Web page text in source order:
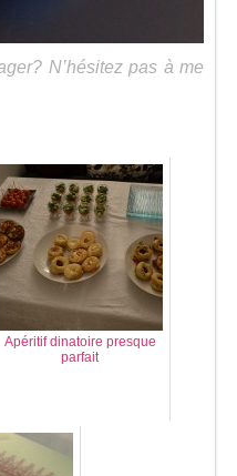
N’hésitez pas à me
Apéritif dinatoire presque
parfait